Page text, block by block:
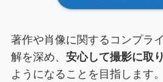
著作や肖像に関するコンプラ
解を深め、 安心して撮影に取
ようになることを目指します。